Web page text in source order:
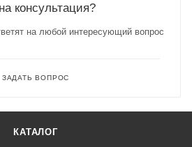
консультация?
на любой интересующий вопрос
ЗАДАТЬ ВОПРОС
КАТАЛОГ